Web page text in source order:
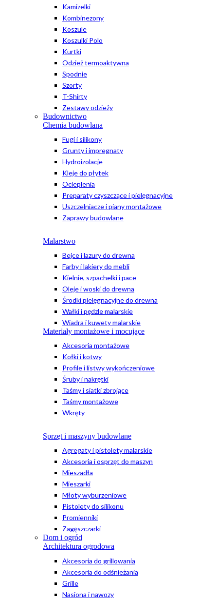
Kamizelki
Kombinezony
Koszule
Koszulki Polo
Kurtki
Odzież termoaktywna
Spodnie
Szorty
T-Shirty
Zestawy odzieży
Budownictwo
Chemia budowlana
Fugi i silikony
Grunty i impregnaty
Hydroizolacje
Kleje do płytek
Ocieplenia
Preparaty czyszczące i pielęgnacyjne
Uszczelniacze i piany montażowe
Zaprawy budowlane
Malarstwo
Bejce i lazury do drewna
Farby i lakiery do mebli
Kielnie, szpachelki i pace
Oleje i woski do drewna
Środki pielęgnacyjne do drewna
Wałki i pędzle malarskie
Wiadra i kuwety malarskie
Materiały montażowe i mocujące
Akcesoria montażowe
Kołki i kotwy
Profile i listwy wykończeniowe
Śruby i nakrętki
Taśmy i siatki zbrojące
Taśmy montażowe
Wkręty
Sprzęt i maszyny budowlane
Agregaty i pistolety malarskie
Akcesoria i osprzęt do maszyn
Mieszadła
Mieszarki
Młoty wyburzeniowe
Pistolety do silikonu
Promienniki
Zagęszczarki
Dom i ogród
Architektura ogrodowa
Akcesoria do grillowania
Akcesoria do odśnieżania
Grille
Nasiona i nawozy